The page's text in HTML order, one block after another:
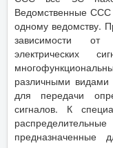
Ведомственные
одному ведомству.
зависимости
электрических
различными
для передачи
сигналов. К
предназначенные